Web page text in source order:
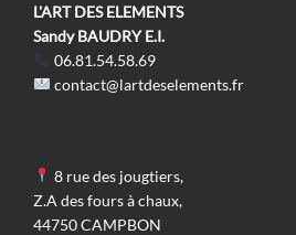
L'ART DES ELEMENTS
Sandy BAUDRY E.I.
06.81.54.58.69
contact@lartdeselements.fr
8 rue des jougtiers,
Z.A des fours à chaux,
44750 CAMPBON